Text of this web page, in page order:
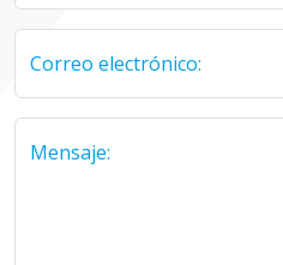
Correo electrónico:
Mensaje: